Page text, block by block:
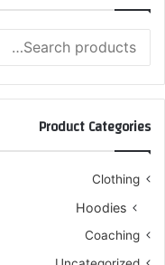
for:
Product Categories
Clothing
Hoodies
Coaching